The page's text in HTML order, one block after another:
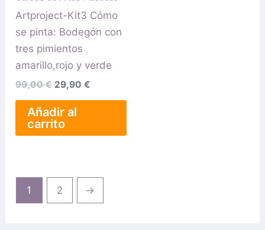
Artproject-Kit3 Cómo
se pinta: Bodegón con
tres pimientos
amarillo,rojo y verde
99,00€ 29,90€
Añadir al
carrito
1 2 →